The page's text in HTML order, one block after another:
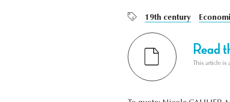
19th century
Read
This article